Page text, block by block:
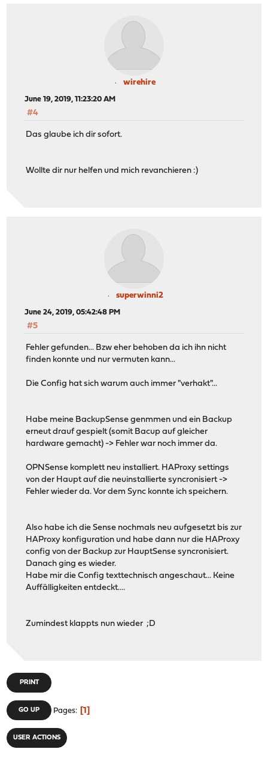
wirehire
June 19, 2019, 11:23:20 AM
#4
Das glaube ich dir sofort.
Wollte dir nur helfen und mich revanchieren :)
superwinni2
June 24, 2019, 05:42:48 PM
#5
Fehler gefunden... Bzw eher behoben da ich ihn nicht
finden konnte und nur vermuten kann...
Die Config hat sich warum auch immer "verhakt"...
Habe meine BackupSense genmmen und ein Backup
erneut drauf gespielt (somit Bacup auf gleicher
hardware gemacht) -> Fehler war noch immer da.
OPNSense komplett neu installiert. HAProxy settings
von der Haupt auf die neuinstallierte syncronisiert ->
Fehler wieder da. Vor dem Sync konnte ich speichern.
Also habe ich die Sense nochmals neu aufgesetzt bis zur
HAProxy konfiguration und habe dann nur die HAProxy
config von der Backup zur HauptSense syncronisiert.
Danach ging es wieder.
Habe mir die Config texttechnisch angeschaut... Keine
Auffälligkeiten entdeckt....
Zumindest klappts nun wieder ;D
PRINT
GO UP Pages 1
USER ACTIONS